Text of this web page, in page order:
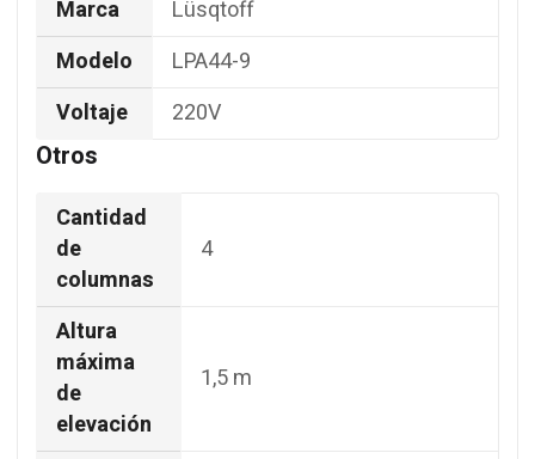
Marca
Lüsqtoff
Modelo
LPA44-9
Voltaje
220V
Otros
Cantidad
de
columnas
4
Altura
máxima
de
elevación
1,5 m